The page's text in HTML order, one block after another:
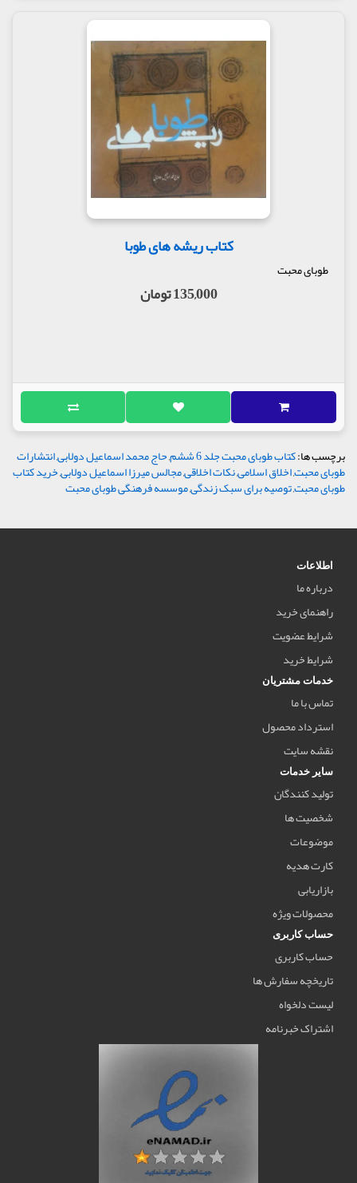
کتاب ریشه های طوبا
طوبای محبت
135,000 تومان
برچسب ها:کتاب طوبای محبت جلد 6 ششم ,حاج محمد اسماعیل دولابی,انتشارات
طوبای محبت,اخلاق اسلامی,نکات اخلاقی,مجالس میرزا اسماعیل دولابی,خرید کتاب
طوبای محبت,توصیه برای سبک زندگی,موسسه فرهنگی طوبای محبت
اطلاعات
درباره ما
راهنمای خرید
شرایط عضویت
شرایط خرید
خدمات مشتریان
تماس با ما
استرداد محصول
نقشه سایت
سایر خدمات
تولید کنندگان
شخصیت ها
موضوعات
کارت هدیه
بازاریابی
محصولات ویژه
حساب کاربری
حساب کاربری
تاریخچه سفارش ها
لیست دلخواه
اشتراک خبرنامه